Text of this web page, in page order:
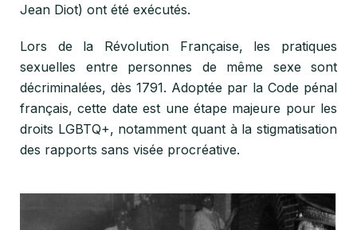
Jean Diot) ont été exécutés.
Lors de la Révolution Française, les pratiques
sexuelles entre personnes de même sexe sont
décriminalées, dès 1791. Adoptée par la Code pénal
français, cette date est une étape majeure pour les
droits LGBTQ+, notamment quant à la stigmatisation
des rapports sans visée procréative.